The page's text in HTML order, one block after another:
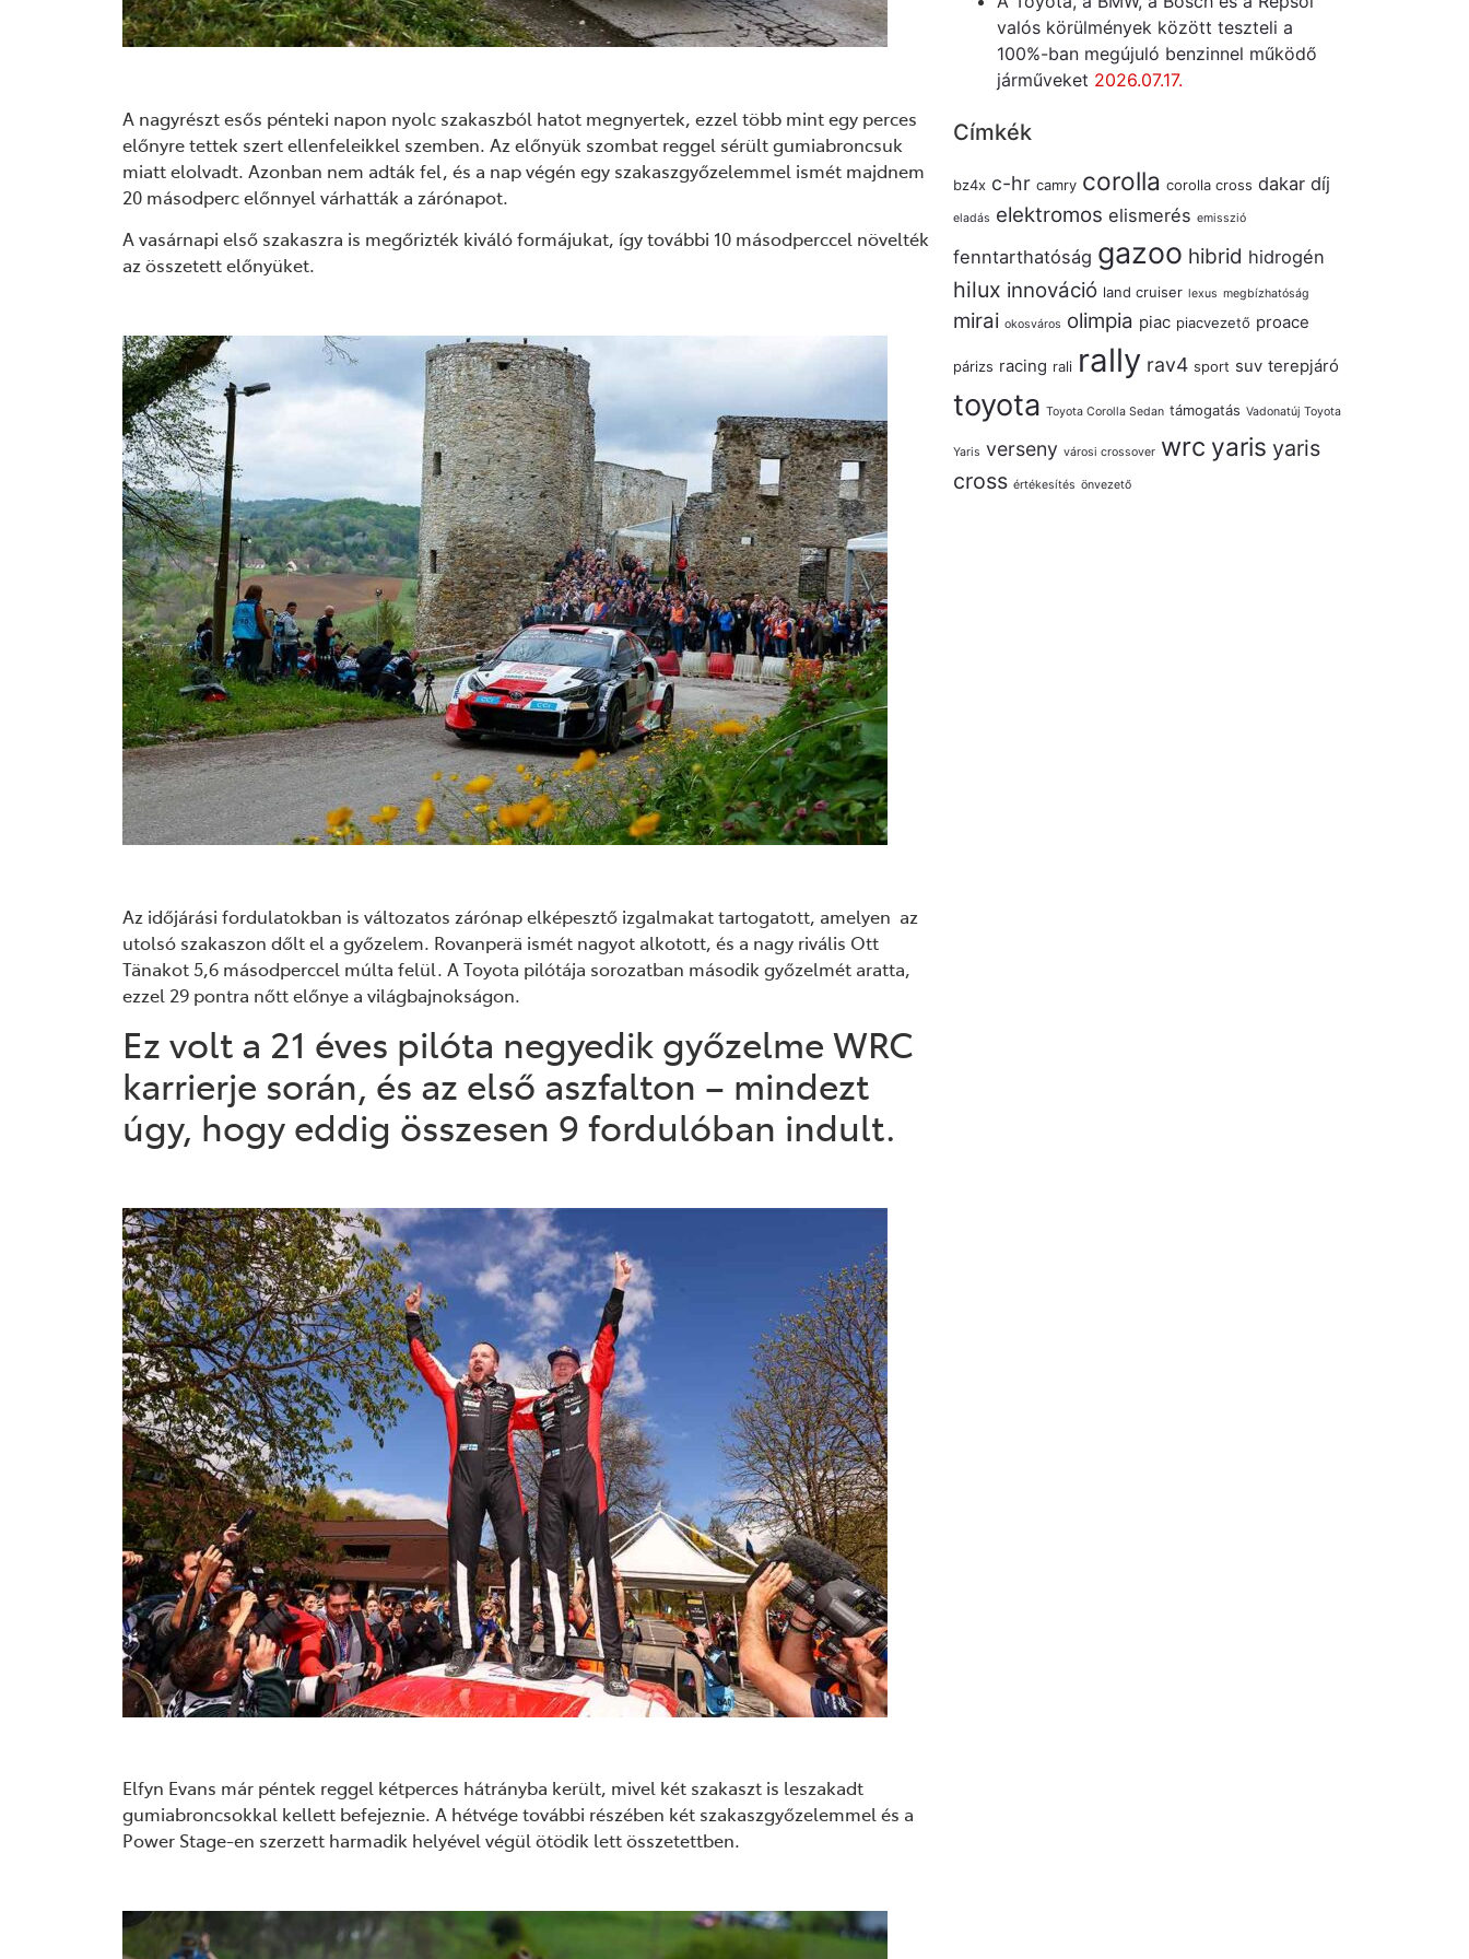
A nagyrészt esős pénteki napon nyolc szakaszból hatot megnyertek, ezzel több mint egy perces
előnyre tettek szert ellenfeleikkel szemben. Az előnyük szombat reggel sérült gumiabroncsuk
miatt elolvadt. Azonban nem adták fel, és a nap végén egy szakaszgyőzelemmel ismét majdnem
20 másodperc előnnyel várhatták a zárónapot.
A vasárnapi első szakaszra is megőrizték kiváló formájukat, így további 10 másodperccel növelték
az összetett előnyüket.
Az időjárási fordulatokban is változatos zárónap elképesztő izgalmakat tartogatott, amelyen az
utolsó szakaszon dőlt el a győzelem. Rovanperä ismét nagyot alkotott, és a nagy rivális Ott
Tänakot 5,6 másodperccel múlta felül. A Toyota pilótája sorozatban második győzelmét aratta,
ezzel 29 pontra nőtt előnye a világbajnokságon.
Ez volt a 21 éves pilóta negyedik győzelme WRC
karrierje során, és az első aszfalton – mindezt
úgy, hogy eddig összesen 9 fordulóban indult.
Elfyn Evans már péntek reggel kétperces hátrányba került, mivel két szakaszt is leszakadt
gumiabroncsokkal kellett befejeznie. A hétvége további részében két szakaszgyőzelemmel és a
Power Stage-en szerzett harmadik helyével végül ötödik lett összetettben.
valós körülmények között teszteli a
100%-ban megújuló benzinnel működő
járműveket 2026.07.17.
Címkék
bz4x c-hr camry corolla corolla cross dakar díj
eladás elektromos elismerés emisszió
fenntarthatóság gazoo hibrid hidrogén
hilux innováció land cruiser lexus megbízhatóság
mirai okosváros olimpia piac piacvezető proace
párizs racing rali rally rav4 sport suv terepjáró
toyota Toyota Corolla Sedan támogatás Vadonatúj Toyota
Yaris verseny városi crossover wrc yaris yaris
cross értékesítés önvezető